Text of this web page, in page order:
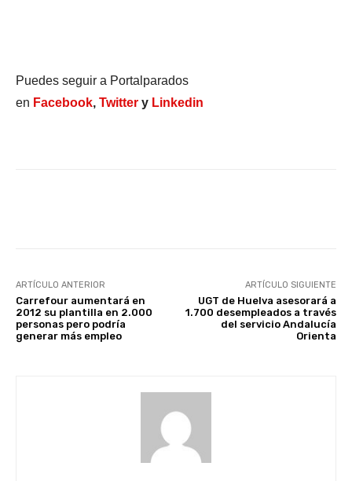
Puedes seguir a Portalparados
en Facebook, Twitter y Linkedin
ARTÍCULO ANTERIOR
Carrefour aumentará en
2012 su plantilla en 2.000
personas pero podría
generar más empleo
ARTÍCULO SIGUIENTE
UGT de Huelva asesorará a
1.700 desempleados a través
del servicio Andalucía
Orienta